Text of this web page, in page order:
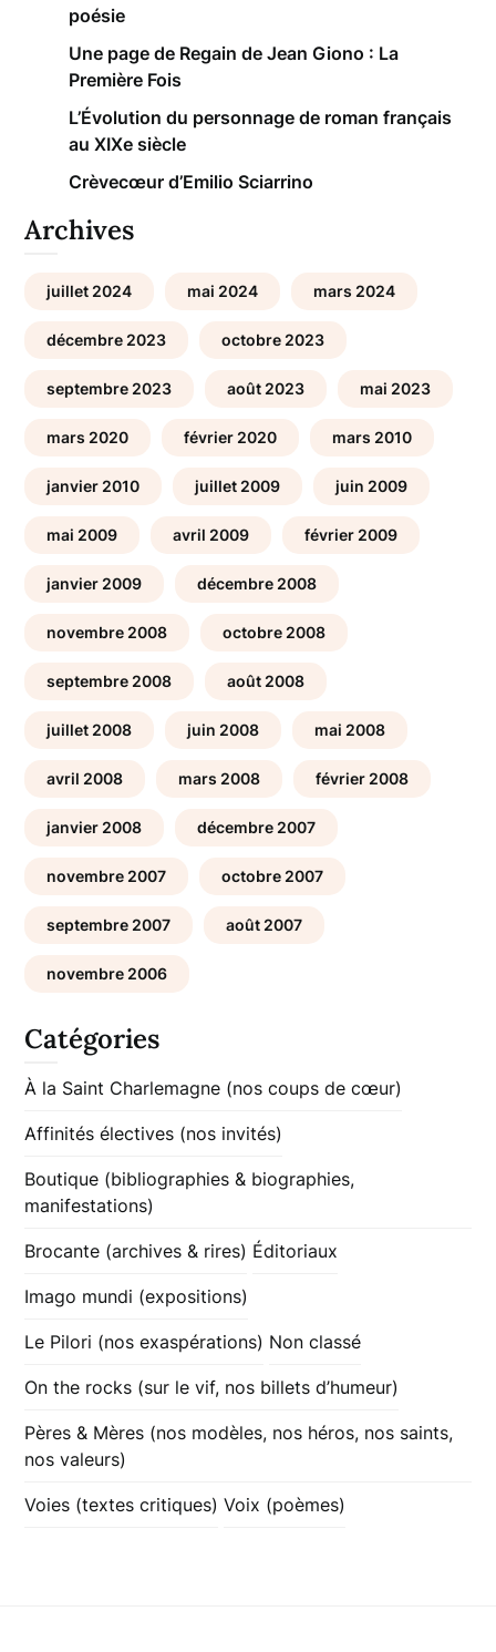
poésie
Une page de Regain de Jean Giono : La
Première Fois
L’Évolution du personnage de roman français
au XIXe siècle
Crèvecœur d’Emilio Sciarrino
Archives
juillet 2024 mai 2024 mars 2024
décembre 2023 octobre 2023
septembre 2023 août 2023 mai 2023
mars 2020 février 2020 mars 2010
janvier 2010 juillet 2009 juin 2009
mai 2009 avril 2009 février 2009
janvier 2009 décembre 2008
novembre 2008 octobre 2008
septembre 2008 août 2008
juillet 2008 juin 2008 mai 2008
avril 2008 mars 2008 février 2008
janvier 2008 décembre 2007
novembre 2007 octobre 2007
septembre 2007 août 2007
novembre 2006
Catégories
À la Saint Charlemagne (nos coups de cœur)
Affinités électives (nos invités)
Boutique (bibliographies & biographies,
manifestations)
Brocante (archives & rires) Éditoriaux
Imago mundi (expositions)
Le Pilori (nos exaspérations) Non classé
On the rocks (sur le vif, nos billets d’humeur)
Pères & Mères (nos modèles, nos héros, nos saints,
nos valeurs)
Voies (textes critiques) Voix (poèmes)